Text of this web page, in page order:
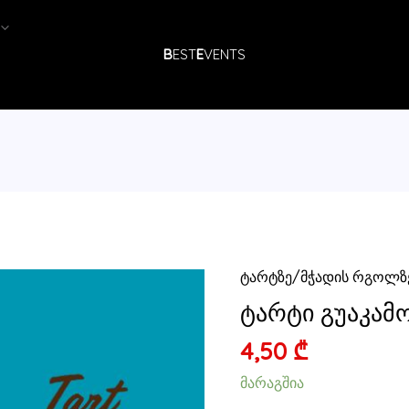
BESTEVENTS
ტარტზე/მჭადის
ტარტი
4,50 ₾
მარაგშია
ტარტი